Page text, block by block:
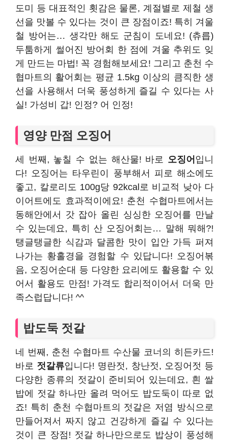
도미 등 대표적인 횟감은 물론, 계절별로 제철 생
선을 맛볼 수 있다는 것이 큰 장점이죠! 특히 겨울
철 방어는… 생각만 해도 군침이 도네요! (츄릅)
두툼하게 썰어진 방어회 한 점에 겨울 추위도 잊
게 만드는 마법! 꼭 경험해보세요! 그리고 춘천 수
협마트의 활어회는 평균 1.5kg 이상의 큼직한 생
선을 사용해서 더욱 풍성하게 즐길 수 있다는 사
실! 가성비 갑! 인정? 어 인정!
영양 만점 오징어
세 번째, 놓칠 수 없는 해산물! 바로 오징어 입니
다! 오징어는 타우린이 풍부해서 피로 해소에도
좋고, 칼로리도 100g당 92kcal로 비교적 낮아 다
이어트에도 효과적이에요! 춘천 수협마트에서는
동해안에서 갓 잡아 올린 싱싱한 오징어를 만날
수 있는데요, 특히 산 오징어회는… 말해 뭐해?!
탱글탱글한 식감과 달콤한 맛이 입안 가득 퍼져
나가는 황홀경을 경험할 수 있답니다! 오징어볶
음, 오징어순대 등 다양한 요리에도 활용할 수 있
어서 활용도 만점! 가격도 합리적이어서 더욱 만
족스럽답니다! ^^
밥도둑 젓갈
네 번째, 춘천 수협마트 수산물 코너의 히든카드!
바로 젓갈류입니다! 명란젓, 창난젓, 오징어젓 등
다양한 종류의 젓갈이 준비되어 있는데요, 흰 쌀
밥에 젓갈 하나만 올려 먹어도 밥도둑이 따로 없
죠! 특히 춘천 수협마트의 젓갈은 저염 방식으로
만들어져서 짜지 않고 건강하게 즐길 수 있다는
것이 큰 장점! 젓갈 하나만으로도 밥상이 풍성해